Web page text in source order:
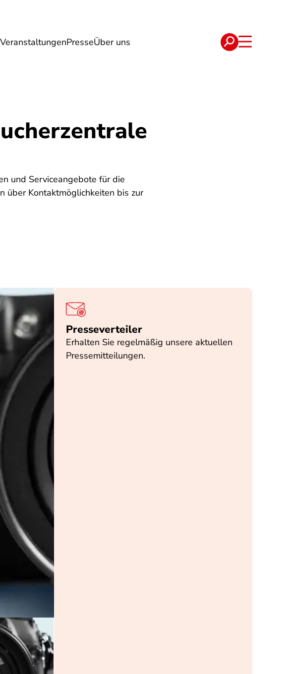
Veranstaltungen Presse Über uns
Reise Verträge
und Serviceangebote für die
über Kontaktmöglichkeiten bis zur
Presseverteiler
Erhalten Sie regelmäßig unsere aktuellen
Pressemitteilungen.